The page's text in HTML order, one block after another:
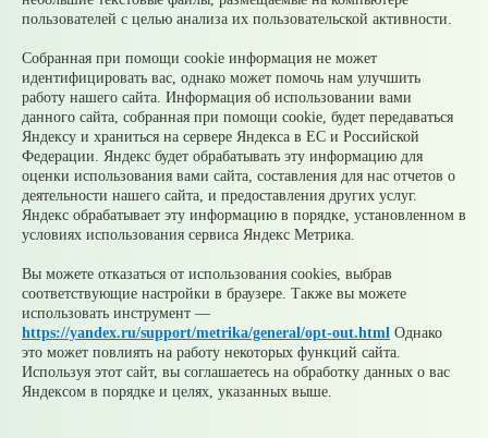
05 августаРассчитать налог по прогрессивной шкале
05 августаГроза приближается: как обезопасить себя и
своих близких?
пользователей с целью анализа их пользовательской активности.
Собранная при помощи cookie информация не может
идентифицировать вас, однако может помочь нам улучшить
работу нашего сайта. Информация об использовании вами
данного сайта, собранная при помощи cookie, будет передаваться
Яндексу и храниться на сервере Яндекса в ЕС и Российской
Федерации. Яндекс будет обрабатывать эту информацию для
оценки использования вами сайта, составления для нас отчетов о
деятельности нашего сайта, и предоставления других услуг.
Яндекс обрабатывает эту информацию в порядке, установленном в
условиях использования сервиса Яндекс Метрика.
Вы можете отказаться от использования cookies, выбрав
соответствующие настройки в браузере. Также вы можете
использовать инструмент —
https://yandex.ru/support/metrika/general/opt-out.html Однако
это может повлиять на работу некоторых функций сайта.
Используя этот сайт, вы соглашаетесь на обработку данных о вас
Яндексом в порядке и целях, указанных выше.
© 2026 Официальный сайт Муниципального округа
Среднеуральск Свердловской области
Карта сайта Архив
Ваше сообщение отправлено
Приемная главы
Выбрать тему
обращения